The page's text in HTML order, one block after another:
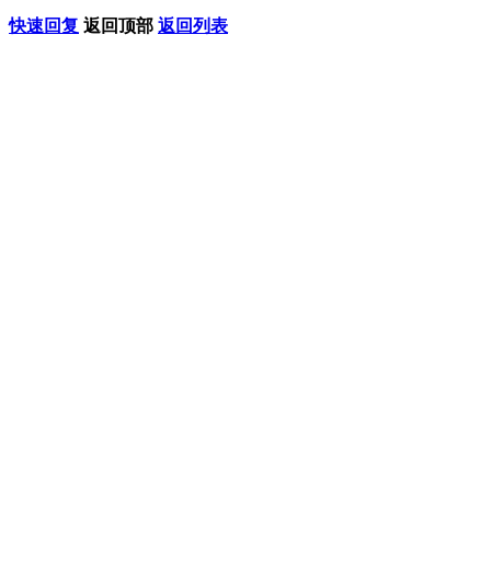
快速回复 返回顶部 返回列表